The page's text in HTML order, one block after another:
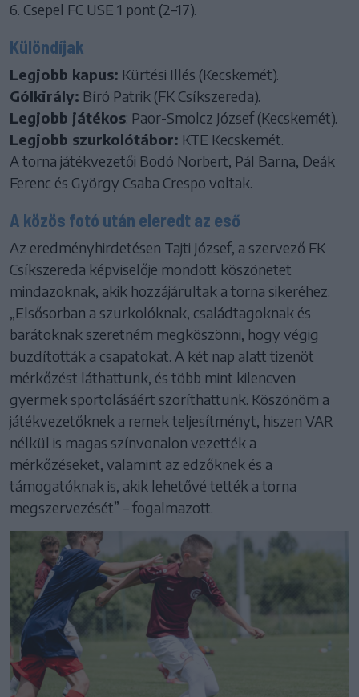
6. Csepel FC USE 1 pont (2–17).
Különdíjak
Legjobb kapus: Kürtési Illés (Kecskemét).
Gólkirály: Bíró Patrik (FK Csíkszereda).
Legjobb játékos: Paor-Smolcz József (Kecskemét).
Legjobb szurkolótábor: KTE Kecskemét.
A torna játékvezetői Bodó Norbert, Pál Barna, Deák
Ferenc és György Csaba Crespo voltak.
A közös fotó után eleredt az eső
Az eredményhirdetésen Tajti József, a szervező FK
Csíkszereda képviselője mondott köszönetet
mindazoknak, akik hozzájárultak a torna sikeréhez.
„Elsősorban a szurkolóknak, családtagoknak és
barátoknak szeretném megköszönni, hogy végig
buzdították a csapatokat. A két nap alatt tizenöt
mérkőzést láthattunk, és több mint kilencven
gyermek sportolásáért szoríthattunk. Köszönöm a
játékvezetőknek a remek teljesítményt, hiszen VAR
nélkül is magas színvonalon vezették a
mérkőzéseket, valamint az edzőknek és a
támogatóknak is, akik lehetővé tették a torna
megszervezését” – fogalmazott.